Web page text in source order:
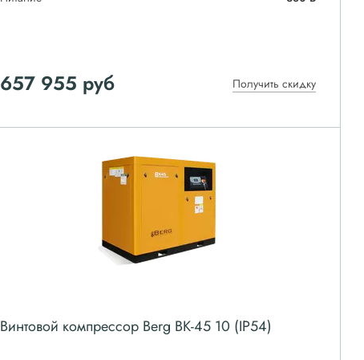
657 955 руб Получить скидку
Винтовой компрессор Berg ВК-45 10 (IP54)